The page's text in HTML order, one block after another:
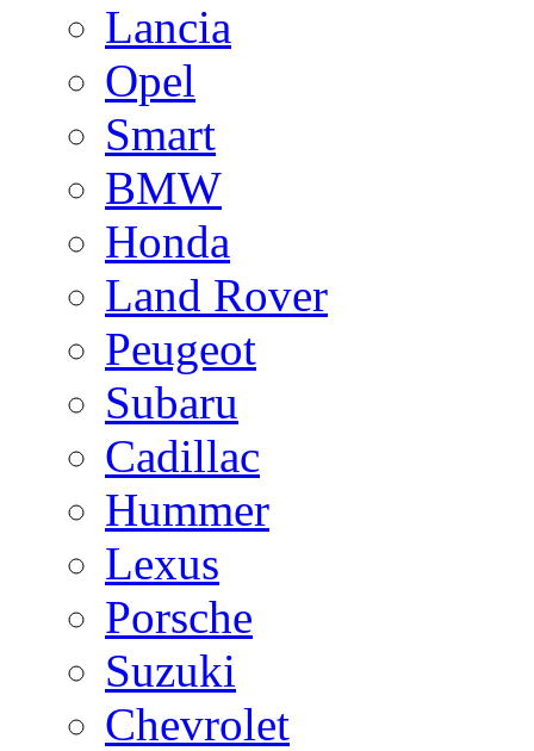
Lancia
Opel
Smart
BMW
Honda
Land Rover
Peugeot
Subaru
Cadillac
Hummer
Lexus
Porsche
Suzuki
Chevrolet